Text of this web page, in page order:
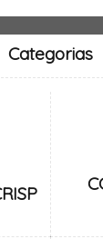
Categorias